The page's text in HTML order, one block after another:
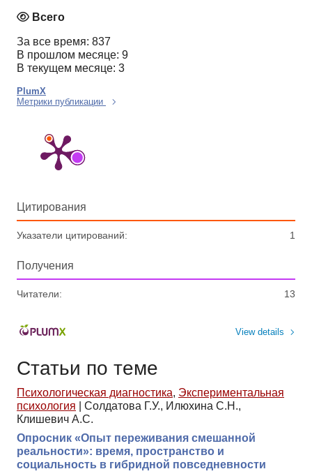
Всего
За все время: 837
В прошлом месяце: 9
В текущем месяце: 3
PlumX
Метрики публикации
Цитирования
Указатели цитирований: 1
Получения
Читатели: 13
View details
Статьи по теме
Психологическая диагностика, Экспериментальная
психология
Солдатова Г.У., Илюхина С.Н.,
Клишевич А.С.
Опросник «Опыт переживания смешанной
реальности»: время, пространство и
социальность в гибридной повседневности